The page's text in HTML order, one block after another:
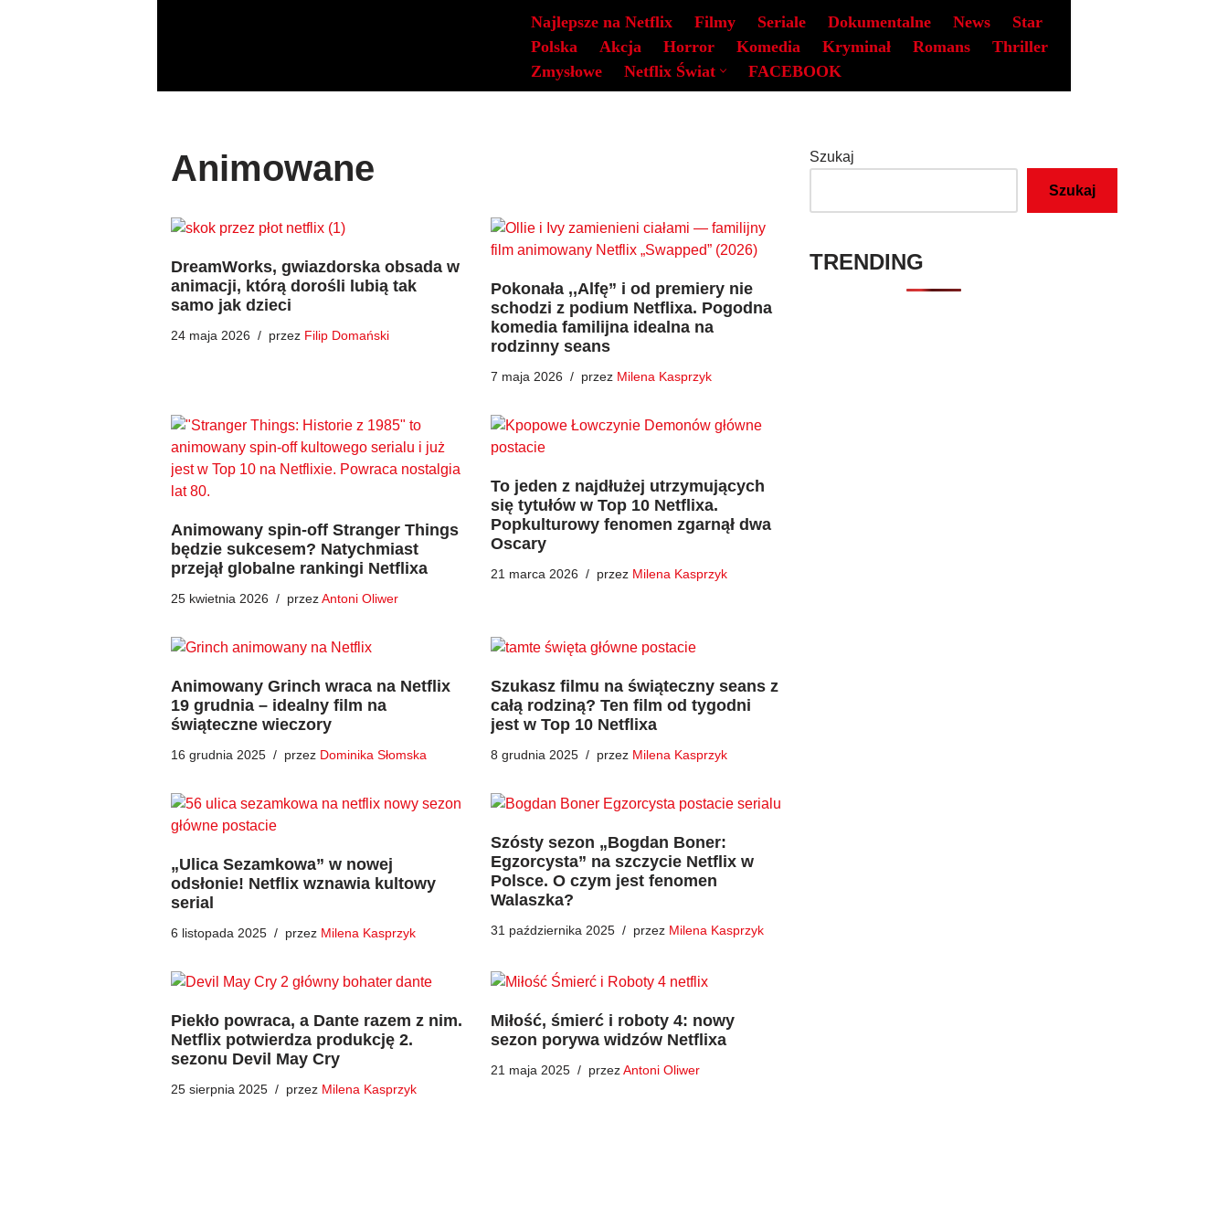
treści
Najlepsze na Netflix Filmy Seriale Dokumentalne News
Star
Polska
Akcja Horror Komedia Kryminał Romans
Thriller
Zmysłowe
Netflix Świat FACEBOOK
Animowane
DreamWorks, gwiazdorska obsada w
animacji, którą dorośli lubią tak
samo jak dzieci
24 maja 2026 przez Filip Domański
Pokonała ,,Alfę” i od premiery nie
schodzi z podium Netflixa. Pogodna
komedia familijna idealna na
rodzinny seans
7 maja 2026 przez Milena Kasprzyk
Animowany spin-off Stranger Things
będzie sukcesem? Natychmiast
przejął globalne rankingi Netflixa
25 kwietnia 2026 przezAntoni Oliwer
To jeden z najdłużej utrzymujących
się tytułów w Top 10 Netflixa.
Popkulturowy fenomen zgarnął dwa
Oscary
21 marca 2026 przez Milena Kasprzyk
Animowany Grinch wraca na Netflix
19 grudnia – idealny film na
świąteczne wieczory
16 grudnia 2025 przez Dominika Słomska
Szukasz filmu na świąteczny seans z
całą rodziną? Ten film od tygodni
jest w Top 10 Netflixa
8 grudnia 2025 przez Milena Kasprzyk
„Ulica Sezamkowa” w nowej
odsłonie! Netflix wznawia kultowy
serial
6 listopada 2025 przez Milena Kasprzyk
Szósty sezon „Bogdan Boner:
Egzorcysta” na szczycie Netflix w
Polsce. O czym jest fenomen
Walaszka?
31 października 2025 przez Milena Kasprzyk
Piekło powraca, a Dante razem z nim.
Netflix potwierdza produkcję 2.
sezonu Devil May Cry
25 sierpnia 2025 przez Milena Kasprzyk
Miłość, śmierć i roboty 4: nowy
sezon porywa widzów Netflixa
21 maja 2025 przezAntoni Oliwer
Szukaj
Szukaj
TRENDING